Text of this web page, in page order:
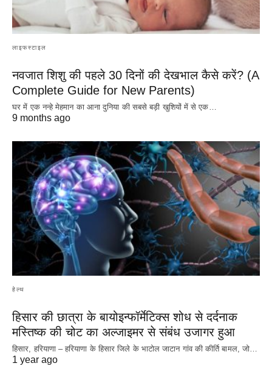
लाइफस्टाइल
नवजात शिशु की पहले 30 दिनों की देखभाल कैसे करें? (A
Complete Guide for New Parents)
घर में एक नन्हे मेहमान का आना दुनिया की सबसे बड़ी खुशियों में से एक…
9 months ago
हेल्थ
हिसार की छात्रा के बायोइन्फॉर्मेटिक्स शोध से दर्दनाक
मस्तिष्क की चोट का अल्जाइमर से संबंध उजागर हुआ
हिसार, हरियाणा – हरियाणा के हिसार जिले के भाटोल जाटान गांव की कीर्ति बामल, जो…
1 year ago